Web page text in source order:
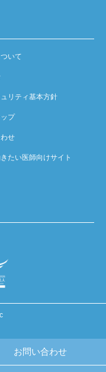
お問い合わせ
いて
リティ基本方針
プ
せ
たい医師向けサイト